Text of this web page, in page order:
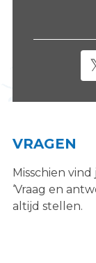
VRAGEN
Misschien
‘Vraag en
altijd stellen.